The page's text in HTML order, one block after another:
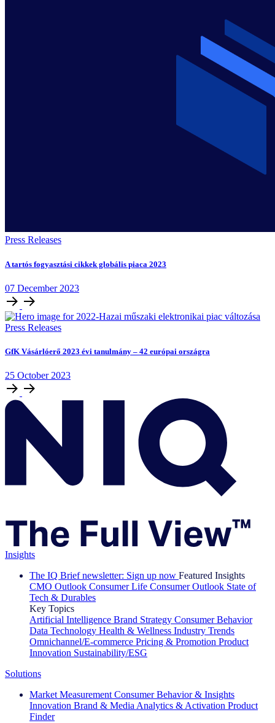
Press Releases
A tartós fogyasztási cikkek globális piaca 2023
07 December 2023
Press Releases
GfK Vásárlóerő 2023 évi tanulmány – 42 európai országra
25 October 2023
Insights
The IQ Brief newsletter: Sign up now Featured Insights
CMO Outlook Consumer Life Consumer Outlook State of
Tech & Durables
Key Topics
Artificial Intelligence Brand Strategy Consumer Behavior
Data Technology Health & Wellness Industry Trends
Omnichannel/E-commerce Pricing & Promotion Product
Innovation Sustainability/ESG
Solutions
Market Measurement Consumer Behavior & Insights
Innovation Brand & Media Analytics & Activation Product
Finder